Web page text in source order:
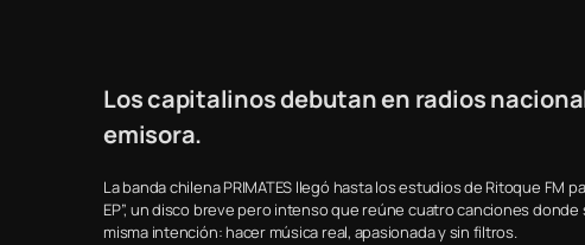
Los capitalinos debutan en radios
emisora.
La banda chilena PRIMATES llegó hasta los estudios de Ritoque
EP”, un disco breve pero intenso que reúne cuatro canciones
misma intención: hacer música real, apasionada y sin filtros.